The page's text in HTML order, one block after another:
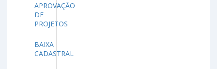
APROVAÇÃO
DE
PROJETOS
BAIXA
CADASTRAL